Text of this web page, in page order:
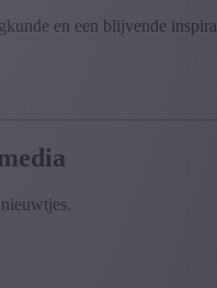
en een blijvende